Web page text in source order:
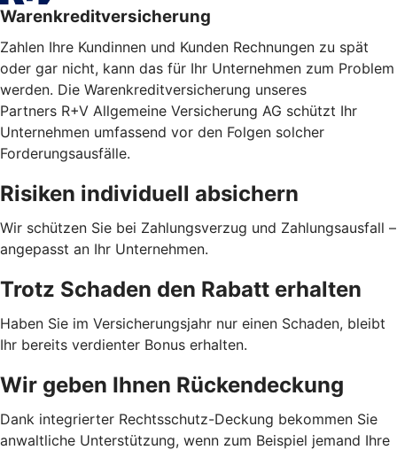
Warenkreditversicherung
Zahlen Ihre Kundinnen und Kunden Rechnungen zu spät
oder gar nicht, kann das für Ihr Unternehmen zum Problem
werden. Die Warenkreditversicherung unseres
Partners R+V Allgemeine Versicherung AG schützt Ihr
Unternehmen umfassend vor den Folgen solcher
Forderungsausfälle.
Risiken individuell absichern
Wir schützen Sie bei Zahlungsverzug und Zahlungsausfall –
angepasst an Ihr Unternehmen.
Trotz Schaden den Rabatt erhalten
Haben Sie im Versicherungsjahr nur einen Schaden, bleibt
Ihr bereits verdienter Bonus erhalten.
Wir geben Ihnen Rückendeckung
Dank integrierter Rechtsschutz-Deckung bekommen Sie
anwaltliche Unterstützung, wenn zum Beispiel jemand Ihre